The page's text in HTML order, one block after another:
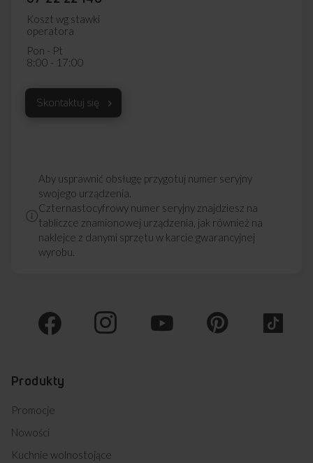
Koszt wg stawki
operatora
Pon - Pt
8:00 - 17:00
Skontaktuj się
Aby usprawnić obsługę przygotuj numer seryjny
swojego urządzenia.
Czternastocyfrowy numer seryjny znajdziesz na
tabliczce znamionowej urządzenia, jak również na
naklejce z danymi sprzętu w karcie gwarancyjnej
wyrobu.
Produkty
Promocje
Nowości
Kuchnie wolnostojące